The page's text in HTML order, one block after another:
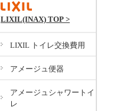
LIXIL(INAX) TOP >
LIXIL トイレ交換費用
アメージュ便器
アメージュシャワートイ
レ